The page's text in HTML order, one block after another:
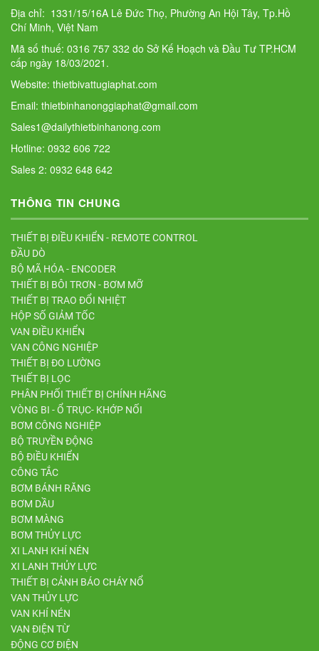
Địa chỉ: 1331/15/16A Lê Đức Thọ, Phường An Hội Tây, Tp.Hồ
Chí Minh, Việt Nam
Mã số thuế: 0316 757 332 do Sở Kế Hoạch và Đầu Tư TP.HCM
cấp ngày 18/03/2021.
Website: thietbivattugiaphat.com
Email: thietbinhanonggiaphat@gmail.com
Sales1@dailythietbinhanong.com
Hotline: 0932 606 722
Sales 2: 0932 648 642
THÔNG TIN CHUNG
THIẾT BỊ ĐIỀU KHIỂN - REMOTE CONTROL
ĐẦU DÒ
BỘ MÃ HÓA - ENCODER
THIẾT BỊ BÔI TRƠN - BƠM MỠ
THIẾT BỊ TRAO ĐỔI NHIỆT
HỘP SỐ GIẢM TỐC
VAN ĐIỀU KHIỂN
VAN CÔNG NGHIỆP
THIẾT BỊ ĐO LƯỜNG
THIẾT BỊ LỌC
PHÂN PHỐI THIẾT BỊ CHÍNH HÃNG
VÒNG BI - Ổ TRỤC- KHỚP NỐI
BƠM CÔNG NGHIỆP
BỘ TRUYỀN ĐỘNG
BỘ ĐIỀU KHIỂN
CÔNG TẮC
BƠM BÁNH RĂNG
BƠM DẦU
BƠM MÀNG
BƠM THỦY LỰC
XI LANH KHÍ NÉN
XI LANH THỦY LỰC
THIẾT BỊ CẢNH BÁO CHÁY NỔ
VAN THỦY LỰC
VAN KHÍ NÉN
VAN ĐIỆN TỪ
ĐỘNG CƠ ĐIỆN